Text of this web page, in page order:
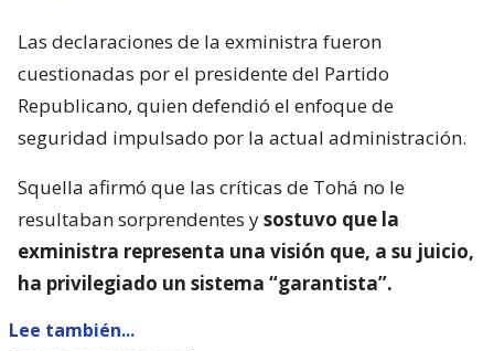
Las declaraciones de la exministra fueron
cuestionadas por el presidente del Partido
Republicano, quien defendió el enfoque de
seguridad impulsado por la actual administración.
Squella afirmó que las críticas de Tohá no le
resultaban sorprendentes ysostuvo que la
exministra representa una visión que, a su juicio,
ha privilegiado un sistema “garantista”.
Lee también...